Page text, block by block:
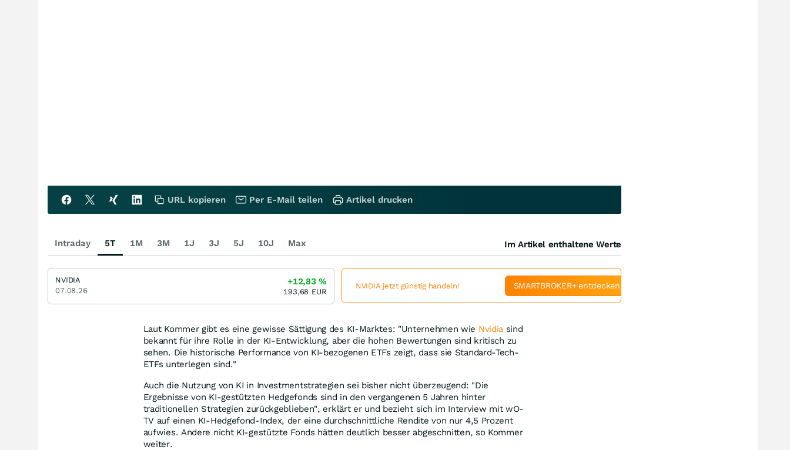
Laut Kommer gibt es eine gewisse Sättigung des KI-Marktes: "Unternehmen wie Nvidia sind
bekannt für ihre Rolle in der KI-Entwicklung, aber die hohen Bewertungen sind kritisch zu
sehen. Die historische Performance von KI-bezogenen ETFs zeigt, dass sie Standard-Tech-
ETFs unterlegen sind."
Auch die Nutzung von KI in Investmentstrategien sei bisher nicht überzeugend: "Die
Ergebnisse von KI-gestützten Hedgefonds sind in den vergangenen 5 Jahren hinter
traditionellen Strategien zurückgeblieben", erklärt er und bezieht sich im Interview mit wO-
TV auf einen KI-Hedgefond-Index, der eine durchschnittliche Rendite von nur 4,5 Prozent
aufwies. Andere nicht KI-gestützte Fonds hätten deutlich besser abgeschnitten, so Kommer
weiter.
URL kopieren Per E-Mail teilen Artikel drucken
Intraday 5T 1M 3M 1J 3J 5J 10J Max Im Artikel enthaltene Werte
NVIDIA
07.08.26
+12,83%
193,68 EUR
NVIDIA jetzt günstig handeln! SMARTBROKER+ entdecken